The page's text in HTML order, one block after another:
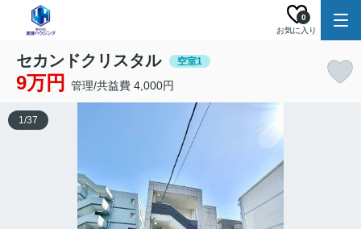
お気に入り
0
セカンドクリスタル 空室1
9万円 管理/共益費 4,000円
1/37